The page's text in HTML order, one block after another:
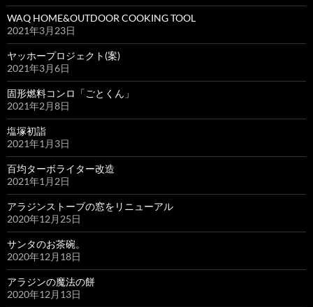
WAQ HOME&OUTDOOR COOKING TOOL
2021年3月23日
ヤッホープロジェクト(案)
2021年3月6日
固形燃料コンロ「ごとくん」
2021年2月8日
塩塚初詣
2021年1月3日
百均ターボライター改造
2021年1月2日
アラジンストーブの窓をリニューアル
2020年12月25日
サンタのお茶碗。
2020年12月18日
アラジンの魔法の餅
2020年12月13日